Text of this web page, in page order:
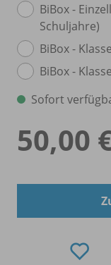
BiBox -
Schuljahre)
BiBox -
BiBox -
Sofort
50,00